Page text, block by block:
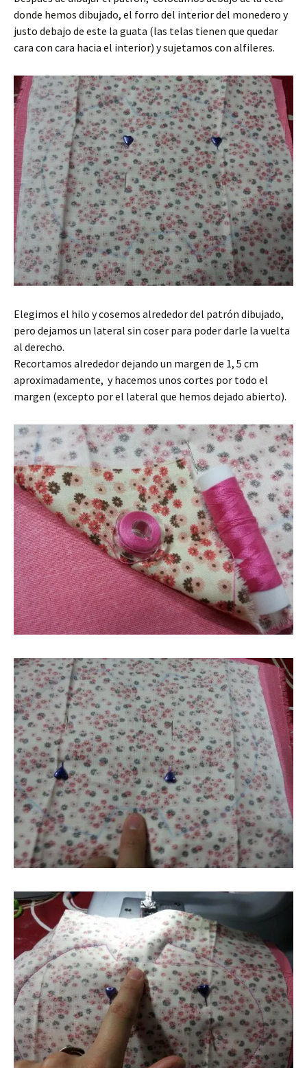
donde hemos dibujado, el forro del interior del monedero y
justo debajo de este la guata (las telas tienen que quedar
cara con cara hacia el interior) y sujetamos con alfileres.
Elegimos el hilo y cosemos alrededor del patrón dibujado,
pero dejamos un lateral sin coser para poder darle la vuelta
al derecho.
Recortamos alrededor dejando un margen de 1, 5 cm
aproximadamente, y hacemos unos cortes por todo el
margen (excepto por el lateral que hemos dejado abierto).